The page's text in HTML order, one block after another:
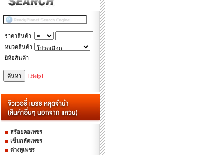
ราคาสินค้า
หมวดสินค้า
ยี่ห้อสินค้า
[Help]
สร้อยคอเพชร
เข็มกลัดเพชร
ต่างหูเพชร